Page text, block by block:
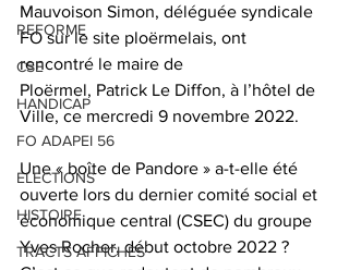
REFORME
CSE
HANDICAP
FO ADAPEI 56
ELECTIONS
HISTOIRE
TRACTS AFFICHES
Mauvoison Simon, déléguée syndicale
﻿FO sur le site ploërmelais, ont
rencontré le maire de
Ploërmel, Patrick Le Diffon, à l’hôtel de
Ville, ce mercredi 9 novembre 2022.
Une « boîte de Pandore » a-t-elle été
ouverte lors du dernier comité social et
économique central (CSEC) du groupe
Yves Rocher, début octobre 2022 ?